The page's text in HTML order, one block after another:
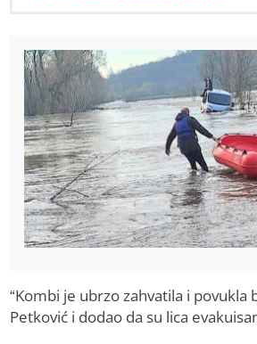
“Kombi je ubrzo zahvatila i povukla
Petković i dodao da su lica